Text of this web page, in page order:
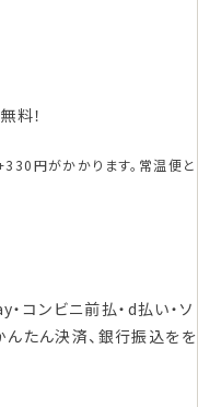
料！
円がかかります。常温便と
コンビニ前払・d払い・ソ
んたん決済、銀行振込をを